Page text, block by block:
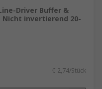
Driver Buffer &
Nicht invertierend 20-
€ 2,74/Stück